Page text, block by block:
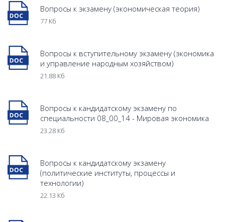
Вопросы к экзамену (экономическая теория)
77 Кб
Вопросы к вступительному экзамену (экономика
и управление народным хозяйством)
21.88 Кб
Вопросы к кандидатскому экзамену по
специальности 08_00_14 - Мировая экономика
23.28 Кб
Вопросы к кандидатскому экзамену
(политические институты, процессы и
технологии)
22.13 Кб